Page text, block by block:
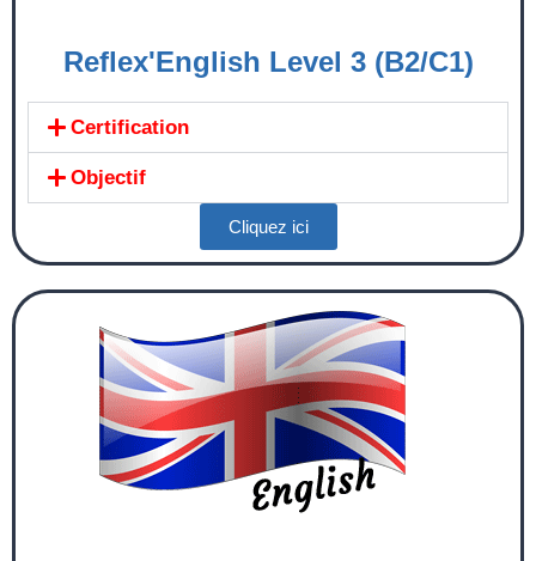
Reflex'English Level 3 (B2/C1)
Certification
Objectif
Cliquez ici